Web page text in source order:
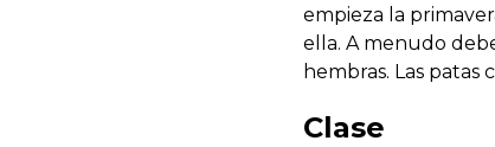
empieza la
ella. A menudo
hembras. Las
Clase